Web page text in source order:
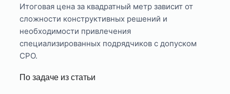
Итоговая цена за квадратный метр зависит от
сложности конструктивных решений и
необходимости привлечения
специализированных подрядчиков с допуском
СРО.
По задаче из статьи